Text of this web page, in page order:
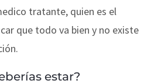
tratante, quien es el
que todo va bien y no existe
estar?